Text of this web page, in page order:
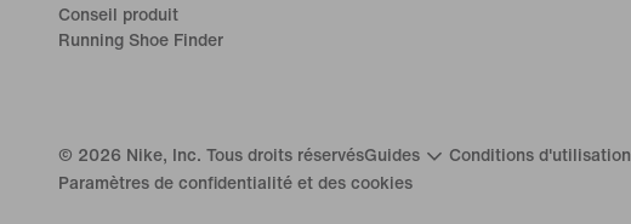
Conseil produit
Running Shoe Finder
© 2026 Nike, Inc. Tous droits réservésGuides Conditions d'utilisation
Paramètres de confidentialité et des cookies